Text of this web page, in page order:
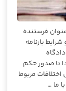
فرستنده
بارنامه
تا صدور حکم
مربوط
ما …